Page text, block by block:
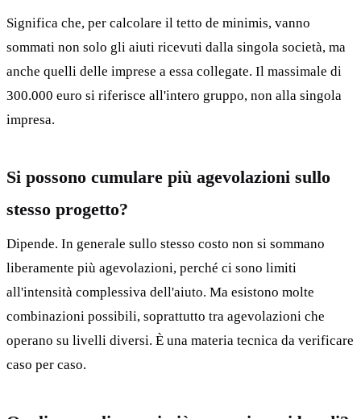
Significa che, per calcolare il tetto de minimis, vanno
sommati non solo gli aiuti ricevuti dalla singola società, ma
anche quelli delle imprese a essa collegate. Il massimale di
300.000 euro si riferisce all'intero gruppo, non alla singola
impresa.
Si possono cumulare più agevolazioni sullo
stesso progetto?
Dipende. In generale sullo stesso costo non si sommano
liberamente più agevolazioni, perché ci sono limiti
all'intensità complessiva dell'aiuto. Ma esistono molte
combinazioni possibili, soprattutto tra agevolazioni che
operano su livelli diversi. È una materia tecnica da verificare
caso per caso.